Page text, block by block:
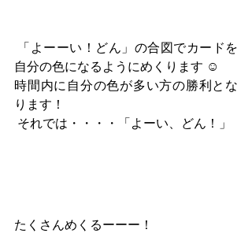
「よーーい！どん」の合図でカードを
自分の色になるようにめくります ☺︎
時間内に自分の色が多い方の勝利とな
ります！
それでは・・・・「よーい、どん！」
たくさんめくるーーー！